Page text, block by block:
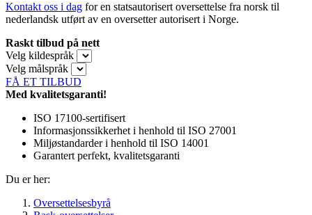
Kontakt oss i dag for en statsautorisert oversettelse fra norsk til
nederlandsk utført av en oversetter autorisert i Norge.
Raskt tilbud på nett
Velg kildespråk
Velg målspråk
FÅ ET TILBUD
Med kvalitetsgaranti!
ISO 17100-sertifisert
Informasjonssikkerhet i henhold til ISO 27001
Miljøstandarder i henhold til ISO 14001
Garantert perfekt, kvalitetsgaranti
Du er her:
Oversettelsesbyrå